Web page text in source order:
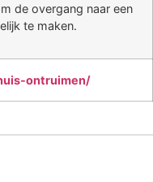
de overgang naar een
te maken.
ontruimen/